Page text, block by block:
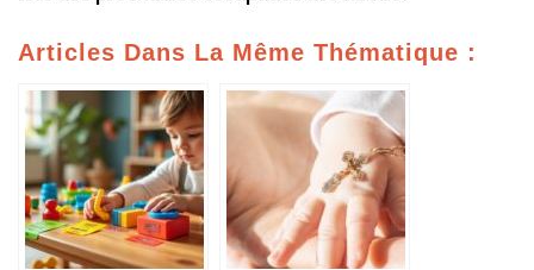
Articles Dans La Même Thématique :